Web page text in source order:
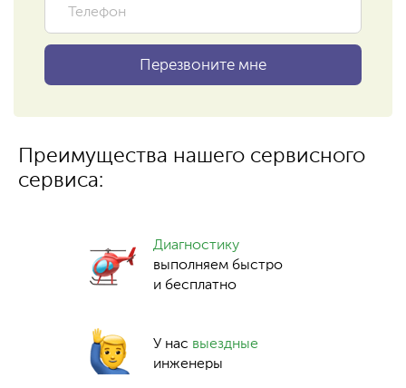
Преимущества нашего сервисного
сервиса:
Диагностику
выполняем быстро
и бесплатно
У нас выездные
инженеры